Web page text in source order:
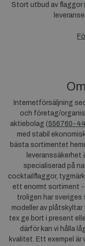
Stort utbud av flaggor
Internetförsäljning
och företag/
aktiebolag (556760-
med stabil
bästa sortimentet
leveranssäkerhet
specialiserad på
cocktailflaggor,
ett enormt sortiment -
troligen har sveriges
modeller av
tex ge bort i present
därför kan vi hålla
kvalitet. Ett exempel är